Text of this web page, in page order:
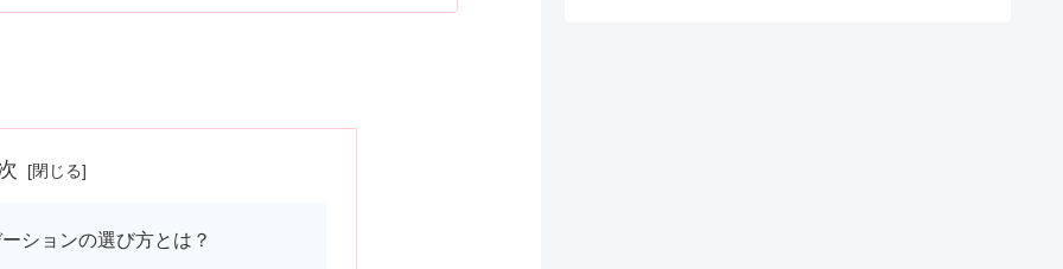
ションの選び方とは？